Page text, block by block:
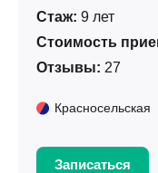
Стаж: 9 лет
Стоимость
Отзывы: 27
Красносельская
Записаться